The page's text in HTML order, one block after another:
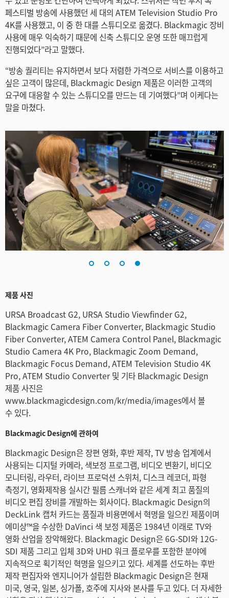
페스티벌 방송에 사용했던 세 대의 ATEM Television Studio Pro
4K를 사용했고, 이 중 한 대를 스튜디오로 옮겼다. Blackmagic 장비
사용에 매우 익숙하기 때문에 신축 스튜디오 운영 또한 매끄럽게
진행되었다”라고 말했다.
“방송 퀄리티는 유지하면서 보다 저렴한 가격으로 서비스를 이용하고
싶은 고객이 많은데, Blackmagic Design 제품은 이러한 고객의
요구에 대응할 수 있는 스튜디오를 만드는 데 기여했다”며 이케다는
말을 마쳤다.
제품 사진
URSA Broadcast G2, URSA Studio Viewfinder G2,
Blackmagic Camera Fiber Converter, Blackmagic Studio
Fiber Converter, ATEM Camera Control Panel, Blackmagic
Studio Camera 4K Pro, Blackmagic Zoom Demand,
Blackmagic Focus Demand, ATEM Television Studio 4K
Pro, ATEM Studio Converter 및 기타 Blackmagic Design
제품 사진은
www.blackmagicdesign.com/kr/media/images에서 볼
수 있다.
Blackmagic Design에 관하여
Blackmagic Design은 장편 영화, 후반 제작, TV 방송 업계에서
사용되는 디지털 카메라, 색보정 프로그램, 비디오 변환기, 비디오
모니터링, 라우터, 라이브 프로덕션 스위처, 디스크 레코더, 파형
측정기, 영화제작용 실시간 필름 스캐너와 같은 세계 최고 품질의
비디오 편집 장비를 개발하는 회사이다. Blackmagic Design의
DeckLink 캡처 카드는 품질과 비용면에서 혁명을 일으킨 제품이며
에미상™을 수상한 DaVinci 색 보정 제품은 1984년 이래로 TV와
영화 산업을 장악해왔다. Blackmagic Design은 6G-SDI와 12G-
SDI 제품 그리고 입체 3D와 UHD 워크 플로우를 포함한 분야에
지속적으로 획기적인 혁명을 일으키고 있다. 세계를 선도하는 후반
제작 편집자와 엔지니어가 설립한 Blackmagic Design은 현재
미국, 영국, 일본, 싱가폴, 호주에 지사와 본사를 두고 있다. 더 자세한